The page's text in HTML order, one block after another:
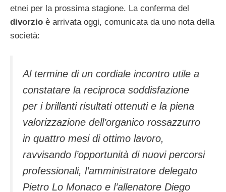
etnei per la prossima stagione. La conferma del
divorzio è arrivata oggi, comunicata da uno nota della
società:
Al termine di un cordiale incontro utile a
constatare la reciproca soddisfazione
per i brillanti risultati ottenuti e la piena
valorizzazione dell’organico rossazzurro
in quattro mesi di ottimo lavoro,
ravvisando l’opportunità di nuovi percorsi
professionali, l’amministratore delegato
Pietro Lo Monaco e l’allenatore Diego